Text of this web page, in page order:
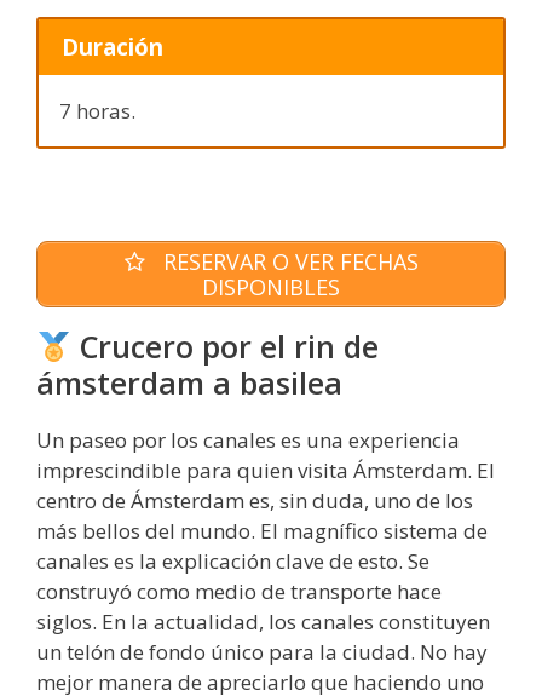
Duración
7 horas.
RESERVAR O VER FECHAS
DISPONIBLES
Crucero por el rin de
ámsterdam a basilea
Un paseo por los canales es una experiencia
imprescindible para quien visita Ámsterdam. El
centro de Ámsterdam es, sin duda, uno de los
más bellos del mundo. El magnífico sistema de
canales es la explicación clave de esto. Se
construyó como medio de transporte hace
siglos. En la actualidad, los canales constituyen
un telón de fondo único para la ciudad. No hay
mejor manera de apreciarlo que haciendo uno